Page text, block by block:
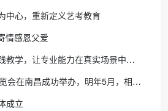
中心，重新定义艺考教育
情感恩父爱
学，让专业能力在真实场景中成长
南昌成功举办，明年5月，相约天津！
成立